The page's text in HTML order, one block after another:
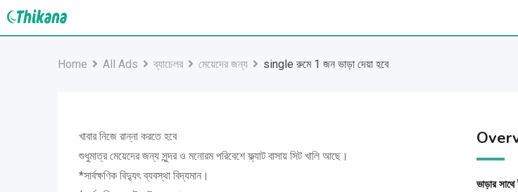
Skip
Home All Ads ব্যাচেলর মেয়েদের জন্য single রুমে 1 জন ভাড়া দেয়া হবে
খাবার নিজে রান্না করতে হবে
শুধুমাত্র মেয়েদের জন্য সুন্দর ও মনোরম পরিবেশে ফ্ল্যাট বাসায় সিট খালি আছে।
*সার্বক্ষণিক বিদ্যুৎ ব্যবস্থা বিদ্যমান।
ভাড়ার